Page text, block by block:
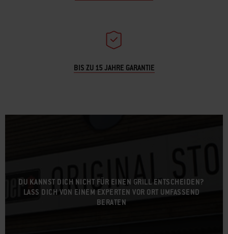
BIS ZU 15 JAHRE GARANTIE
DU KANNST DICH NICHT FÜR EINEN GRILL ENTSCHEIDEN?
LASS DICH VON EINEM EXPERTEN VOR ORT UMFASSEND
BERATEN